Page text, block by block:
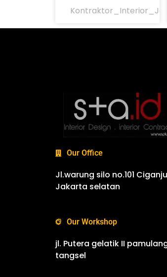
Our Office
Jl.warung silo no.101
Jakarta selatan
Our Workshop
jl. Putera gelatik II
tangsel